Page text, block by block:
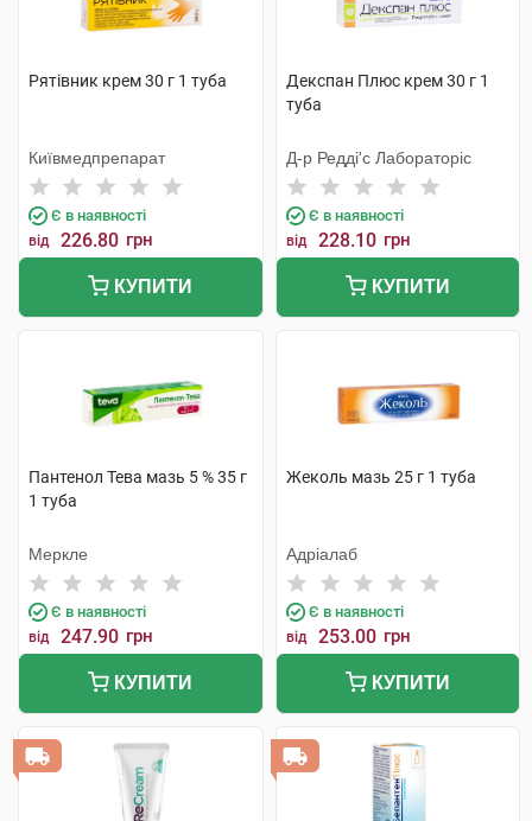
Рятівник крем 30 г 1 туба
Київмедпрепарат
Є в наявності
від 226.80 грн
КУПИТИ
Декспан Плюс крем 30 г 1
туба
Д-р Редді'с Лабораторіс
Є в наявності
від 228.10 грн
КУПИТИ
Пантенол Тева мазь 5 % 35 г
1 туба
Меркле
Є в наявності
від 247.90 грн
КУПИТИ
Жеколь мазь 25 г 1 туба
Адріалаб
Є в наявності
від 253.00 грн
КУПИТИ